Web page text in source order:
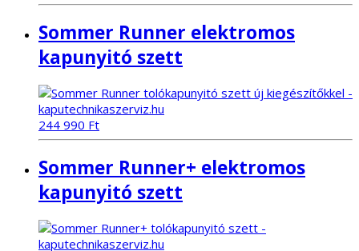
Sommer Runner elektromos
kapunyitó szett
244 990 Ft
Sommer Runner+ elektromos
kapunyitó szett